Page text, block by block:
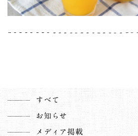
すべて
お知らせ
メディア掲載